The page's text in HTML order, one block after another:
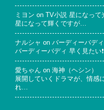
ミヨン on TV小説 星になって
星になって輝くですが…
ナルシャ on バーディーバディ
バーディーバディ 早く見たい❗
愛ちゃん on 海神（ヘシン）
展開していくドラマが、情
れ…